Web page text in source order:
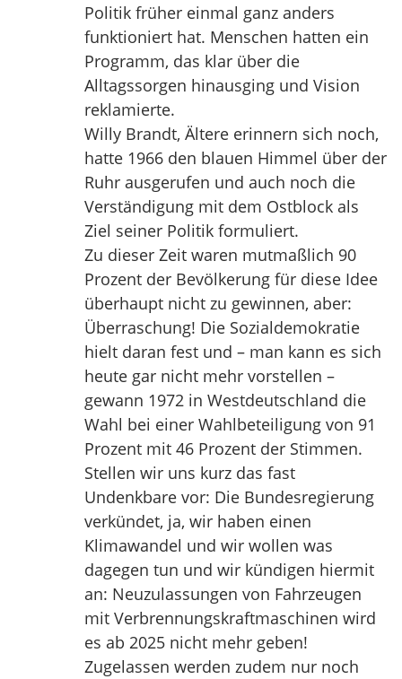
Politik früher einmal ganz anders
funktioniert hat. Menschen hatten ein
Programm, das klar über die
Alltagssorgen hinausging und Vision
reklamierte.
Willy Brandt, Ältere erinnern sich noch,
hatte 1966 den blauen Himmel über der
Ruhr ausgerufen und auch noch die
Verständigung mit dem Ostblock als
Ziel seiner Politik formuliert.
Zu dieser Zeit waren mutmaßlich 90
Prozent der Bevölkerung für diese Idee
überhaupt nicht zu gewinnen, aber:
Überraschung! Die Sozialdemokratie
hielt daran fest und – man kann es sich
heute gar nicht mehr vorstellen –
gewann 1972 in Westdeutschland die
Wahl bei einer Wahlbeteiligung von 91
Prozent mit 46 Prozent der Stimmen.
Stellen wir uns kurz das fast
Undenkbare vor: Die Bundesregierung
verkündet, ja, wir haben einen
Klimawandel und wir wollen was
dagegen tun und wir kündigen hiermit
an: Neuzulassungen von Fahrzeugen
mit Verbrennungskraftmaschinen wird
es ab 2025 nicht mehr geben!
Zugelassen werden zudem nur noch